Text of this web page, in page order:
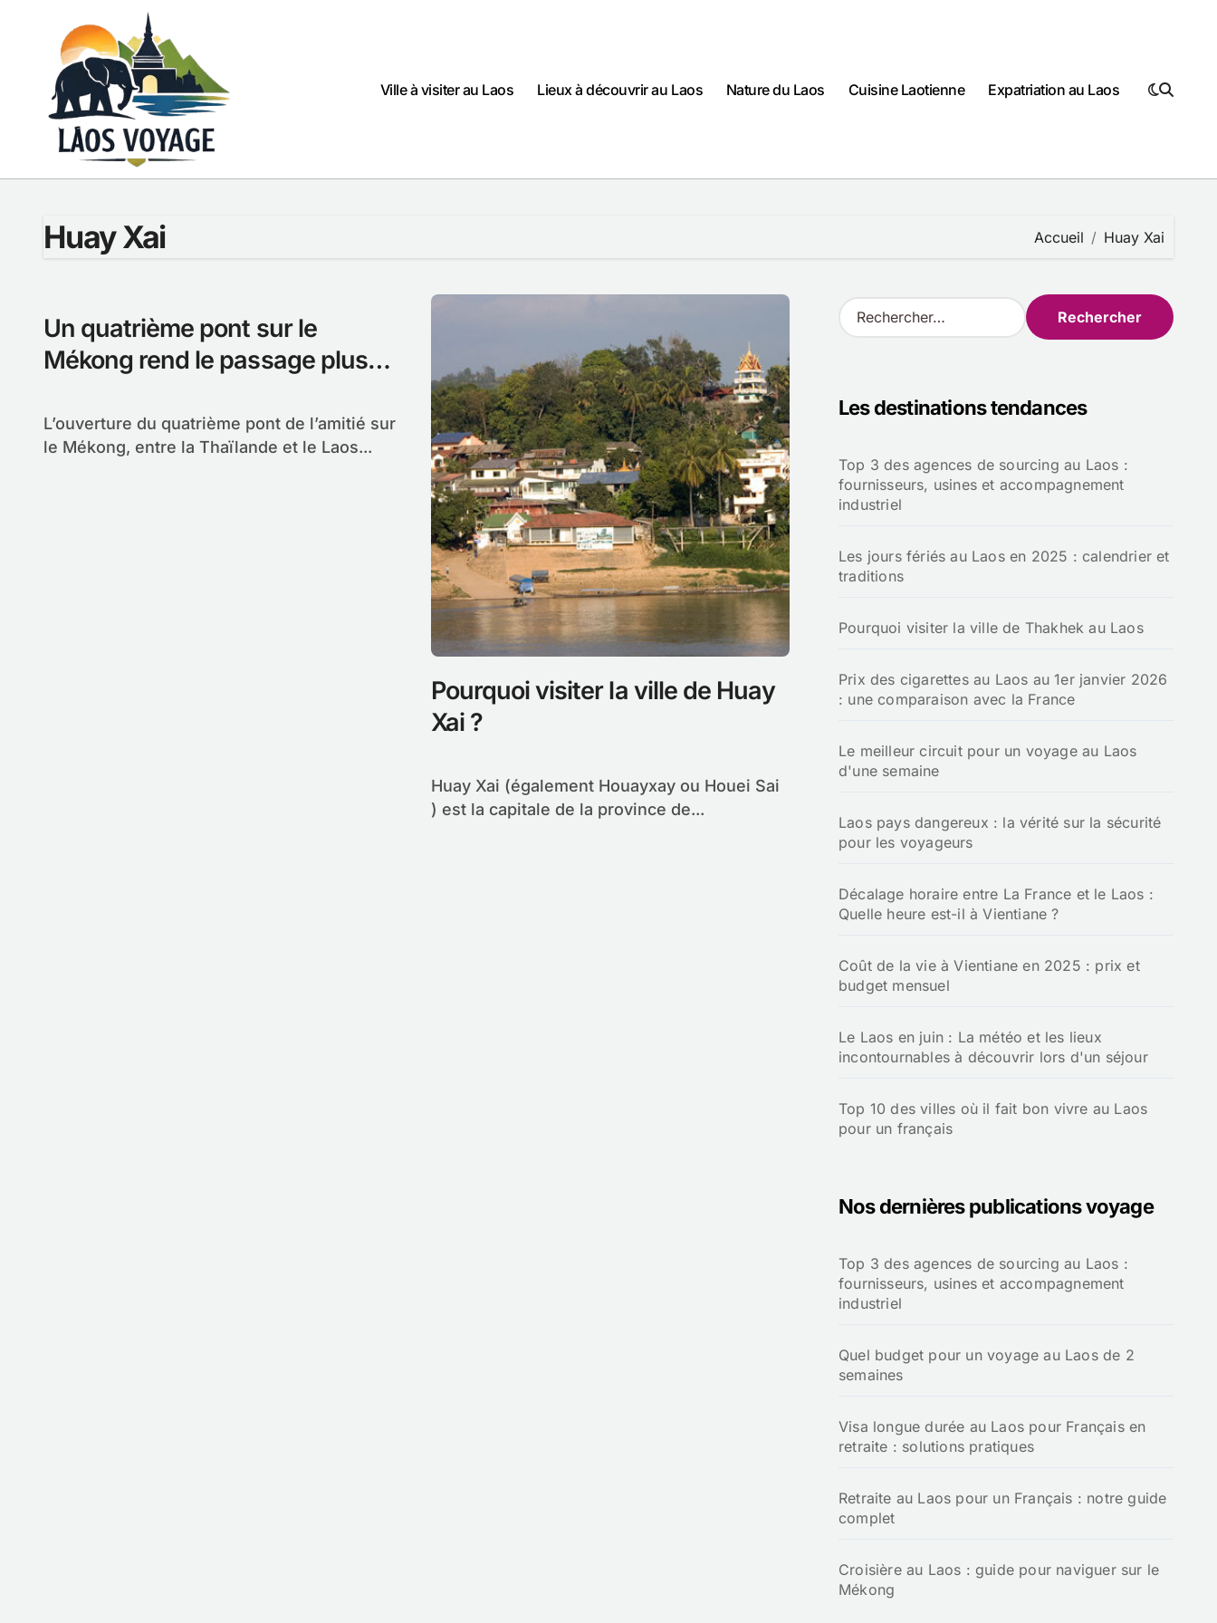
Ville à visiter au Laos Lieux à découvrir au Laos Nature du Laos Cuisine Laotienne Expatriation au Laos
Huay Xai Accueil Huay Xai
Un quatrième pont sur le
Mékong rend le passage plus
L’ouverture du quatrième pont de l’amitié sur
le Mékong, entre la Thaïlande et le Laos...
Pourquoi visiter la ville de Huay
Xai ?
Huay Xai (également Houayxay ou Houei Sai
) est la capitale de la province de...
R
e
r
e
r
Les destinations tendances
Top 3 des agences de sourcing au Laos :
fournisseurs, usines et accompagnement
industriel
Les jours fériés au Laos en 2025 : calendrier et
traditions
Pourquoi visiter la ville de Thakhek au Laos
Prix des cigarettes au Laos au 1er janvier 2026
: une comparaison avec la France
Le meilleur circuit pour un voyage au Laos
d'une semaine
Laos pays dangereux : la vérité sur la sécurité
pour les voyageurs
Décalage horaire entre La France et le Laos :
Quelle heure est-il à Vientiane ?
Coût de la vie à Vientiane en 2025 : prix et
budget mensuel
Le Laos en juin : La météo et les lieux
incontournables à découvrir lors d'un séjour
Top 10 des villes où il fait bon vivre au Laos
pour un français
Nos dernières publications voyage
Top 3 des agences de sourcing au Laos :
fournisseurs, usines et accompagnement
industriel
Quel budget pour un voyage au Laos de 2
semaines
Visa longue durée au Laos pour Français en
retraite : solutions pratiques
Retraite au Laos pour un Français : notre guide
complet
Croisière au Laos : guide pour naviguer sur le
Mékong